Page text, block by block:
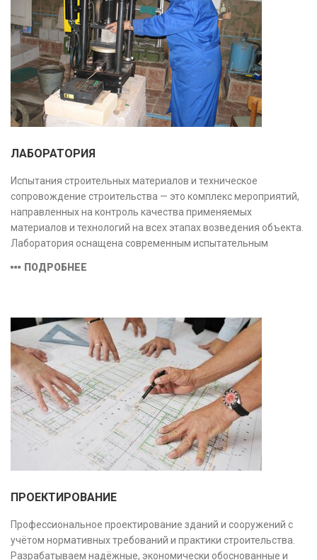
ЛАБОРАТОРИЯ
Испытания строительных материалов и техническое
сопровождение строительства — это комплекс мероприятий,
направленных на контроль качества применяемых
материалов и технологий на всех этапах возведения объекта.
Лаборатория оснащена современным испытательным
соответствующими заявленной области аккредитации.
ПОДРОБНЕЕ
ПРОЕКТИРОВАНИЕ
Профессиональное проектирование зданий и сооружений с
учётом нормативных требований и практики строительства.
Разрабатываем надёжные, экономически обоснованные и